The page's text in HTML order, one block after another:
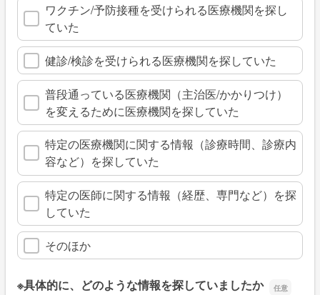
ワクチン/予防接種を受けられる医療機関を探し
ていた
健診/検診を受けられる医療機関を探していた
普段通っている医療機関（主治医/かかりつけ）
を変えるために医療機関を探していた
特定の医療機関に関する情報（診療時間、診療内
容など）を探していた
特定の医師に関する情報（経歴、専門など）を探
していた
そのほか
※具体的に、どのような情報を探していましたか